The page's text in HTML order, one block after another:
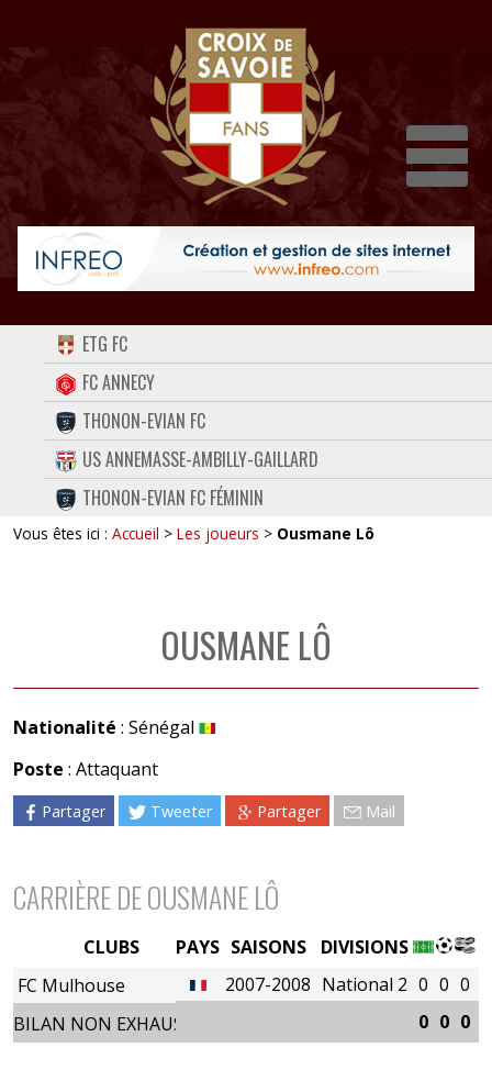
ACCUEIL
FORUM
CONTACT
FACEBOOK
TWITTER
ETG FC
FC ANNECY
THONON-EVIAN FC
US ANNEMASSE-AMBILLY-GAILLARD
THONON-EVIAN FC FÉMININ
Vous êtes ici : Accueil > Les joueurs > Ousmane Lô
OUSMANE LÔ
Nationalité : Sénégal
Poste : Attaquant
Partager Tweeter Partager Mail
CARRIÈRE DE OUSMANE LÔ
PAYS SAISONS
DIVISIONS
2007-2008 National 2 0 0 0
0 0 0
CLUBS
FC Mulhouse
BILAN NON EXHAUSTIF